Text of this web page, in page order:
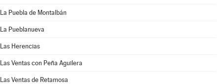
La Puebla de Montalbán
La Pueblanueva
Las Herencias
Las Ventas con Peña Aguilera
Las Ventas de Retamosa